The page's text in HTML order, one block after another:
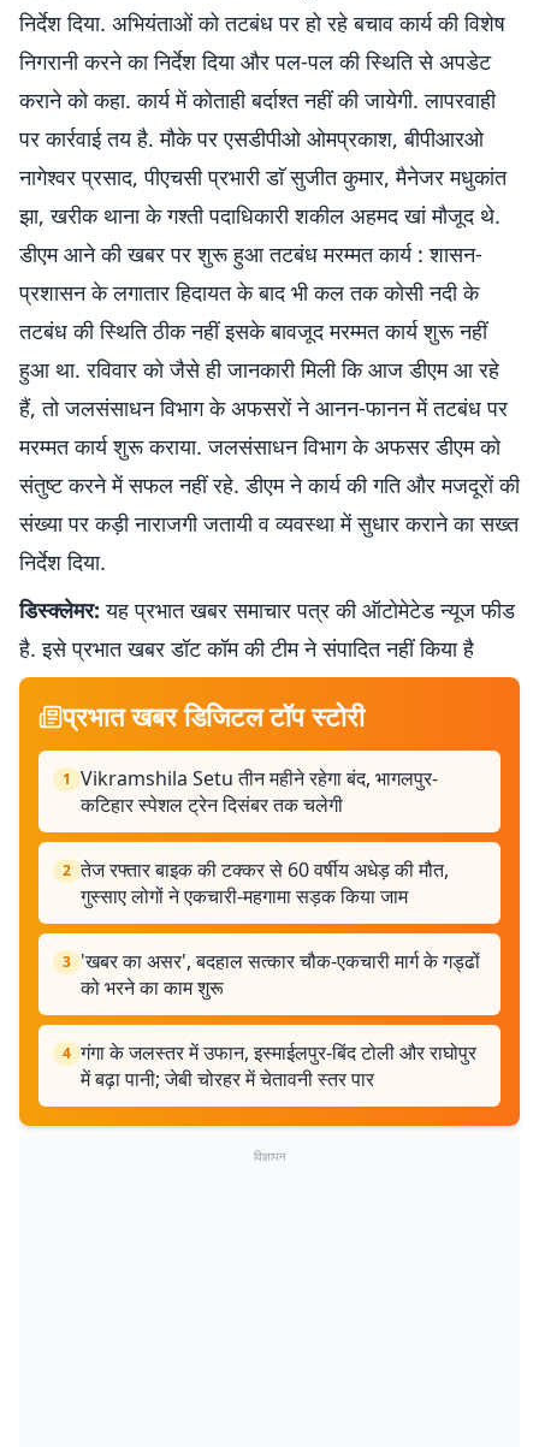
निर्देश दिया. अभियंताओं को तटबंध पर हो रहे बचाव कार्य की विशेष
निगरानी करने का निर्देश दिया और पल-पल की स्थिति से अपडेट
कराने को कहा. कार्य में कोताही बर्दाश्त नहीं की जायेगी. लापरवाही
पर कार्रवाई तय है. मौके पर एसडीपीओ ओमप्रकाश, बीपीआरओ
नागेश्वर प्रसाद, पीएचसी प्रभारी डाॅ सुजीत कुमार, मैनेजर मधुकांत
झा, खरीक थाना के गश्ती पदाधिकारी शकील अहमद खां मौजूद थे.
डीएम आने की खबर पर शुरू हुआ तटबंध मरम्मत कार्य : शासन-
प्रशासन के लगातार हिदायत के बाद भी कल तक कोसी नदी के
तटबंध की स्थिति ठीक नहीं इसके बावजूद मरम्मत कार्य शुरू नहीं
हुआ था. रविवार को जैसे ही जानकारी मिली कि आज डीएम आ रहे
हैं, तो जलसंसाधन विभाग के अफसरों ने आनन-फानन में तटबंध पर
मरम्मत कार्य शुरू कराया. जलसंसाधन विभाग के अफसर डीएम को
संतुष्ट करने में सफल नहीं रहे. डीएम ने कार्य की गति और मजदूरों की
संख्या पर कड़ी नाराजगी जतायी व व्यवस्था में सुधार कराने का सख्त
निर्देश दिया.
डिस्क्लेमर: यह प्रभात खबर समाचार पत्र की ऑटोमेटेड न्यूज फीड
है. इसे प्रभात खबर डॉट कॉम की टीम ने संपादित नहीं किया है
प्रभात खबर डिजिटल टॉप स्टोरी
1 Vikramshila Setu तीन महीने रहेगा बंद, भागलपुर-
कटिहार स्पेशल ट्रेन दिसंबर तक चलेगी
2 तेज रफ्तार बाइक की टक्कर से 60 वर्षीय अधेड़ की मौत,
गुस्साए लोगों ने एकचारी-महगामा सड़क किया जाम
3 'खबर का असर', बदहाल सत्कार चौक-एकचारी मार्ग के गड्ढों
को भरने का काम शुरू
4 गंगा के जलस्तर में उफान, इस्माईलपुर-बिंद टोली और राघोपुर
में बढ़ा पानी; जेबी चोरहर में चेतावनी स्तर पार
विज्ञापन